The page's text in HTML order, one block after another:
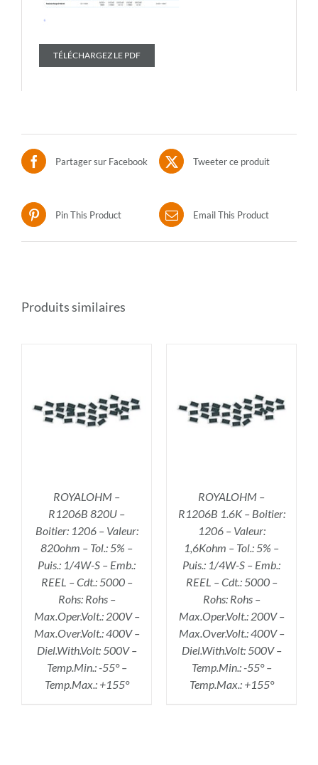
TÉLÉCHARGEZ LE PDF
Partager sur Facebook Tweeter ce produit
Pin This Product Email This Product
Produits similaires
ROYALOHM –
R1206B 820U –
Boitier: 1206 – Valeur:
820ohm – Tol.: 5% –
Puis.: 1/4W-S – Emb.:
REEL – Cdt.: 5000 –
Rohs: Rohs –
Max.Oper.Volt.: 200V –
Max.Over.Volt.: 400V –
Diel.With.Volt: 500V –
Temp.Min.: -55° –
Temp.Max.: +155°
AJOUTER AU PANIER
/
DÉTAILS
ROYALOHM –
R1206B 1.6K – Boitier:
1206 – Valeur:
1,6Kohm – Tol.: 5% –
Puis.: 1/4W-S – Emb.:
REEL – Cdt.: 5000 –
Rohs: Rohs –
Max.Oper.Volt.: 200V –
Max.Over.Volt.: 400V –
Diel.With.Volt: 500V –
Temp.Min.: -55° –
Temp.Max.: +155°